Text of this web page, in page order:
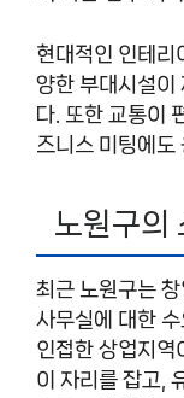
현대적인 인테리
양한 부대시설이
다. 또한 교통이
즈니스 미팅에도
노원구의
최근 노원구는
사무실에 대한
인접한 상업지역
이 자리를 잡고,